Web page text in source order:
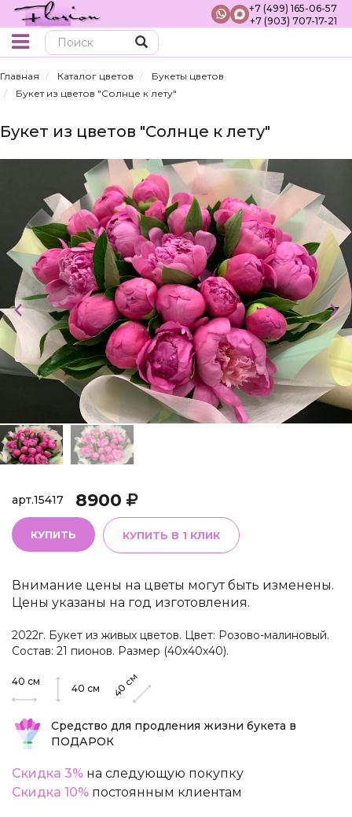
+7 (499) 165-06-57
+7 (903) 707-17-21
Главная Каталог цветов
Букеты цветов
Букет из цветов "Солнце к лету"
Букет из цветов "Солнце к лету"
арт.15417 8900
КУПИТЬ КУПИТЬ В 1 КЛИК
Внимание цены на цветы могут быть изменены.
Цены указаны на год изготовления.
2022г. Букет из живых цветов. Цвет: Розово-малиновый.
Состав: 21 пионов. Размер (40х40х40).
40 см
40 см 40
см
Средство для продления жизни букета в
ПОДАРОК
Скидка 3% на следующую покупку
Скидка 10% постоянным клиентам